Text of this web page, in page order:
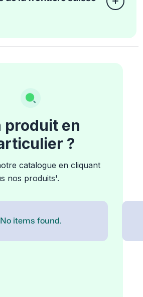
produit en
?
catalogue en cliquant
nos produits'.
No items found.